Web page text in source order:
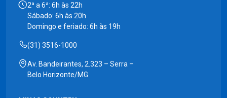
2ª a 6ª: 6h às 22h
Sábado: 6h às 20h
Domingo e feriado: 6h às 19h
(31) 3516-1000
Av. Bandeirantes, 2.323 – Serra –
Belo Horizonte/MG